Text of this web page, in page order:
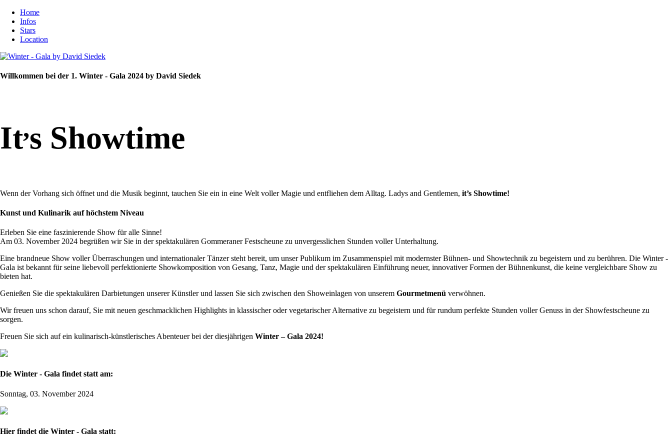
Home
Infos
Stars
Location
Willkommen bei der 1. Winter - Gala 2024 by David Siedek
It,s Showtime
Wenn der Vorhang sich öffnet und die Musik beginnt, tauchen Sie ein in eine Welt voller Magie und entfliehen dem Alltag. Ladys and Gentlemen, it’s Showtime!
Kunst und Kulinarik auf höchstem Niveau
Erleben Sie eine faszinierende Show für alle Sinne!
Am 03. November 2024 begrüßen wir Sie in der spektakulären Gommeraner Festscheune zu unvergesslichen Stunden voller Unterhaltung.
Eine brandneue Show voller Überraschungen und internationaler Tänzer steht bereit, um unser Publikum im Zusammenspiel mit modernster Bühnen- und Showtechnik zu begeistern und zu berühren. Die Winter -
Gala ist bekannt für seine liebevoll perfektionierte Showkomposition von Gesang, Tanz, Magie und der spektakulären Einführung neuer, innovativer Formen der Bühnenkunst, die keine vergleichbare Show zu
bieten hat.
Genießen Sie die spektakulären Darbietungen unserer Künstler und lassen Sie sich zwischen den Showeinlagen von unserem Gourmetmenü verwöhnen.
Wir freuen uns schon darauf, Sie mit neuen geschmacklichen Highlights in klassischer oder vegetarischer Alternative zu begeistern und für rundum perfekte Stunden voller Genuss in der Showfestscheune zu
sorgen.
Freuen Sie sich auf ein kulinarisch-künstlerisches Abenteuer bei der diesjährigen Winter – Gala 2024!
Die Winter - Gala findet statt am:
Sonntag, 03. November 2024
Hier findet die Winter - Gala statt: